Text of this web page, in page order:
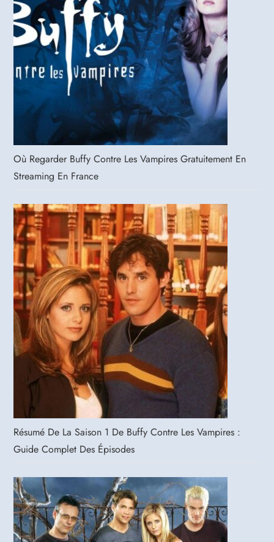
Où Regarder Buffy Contre Les Vampires Gratuitement En
Streaming En France
Résumé De La Saison 1 De Buffy Contre Les Vampires :
Guide Complet Des Épisodes